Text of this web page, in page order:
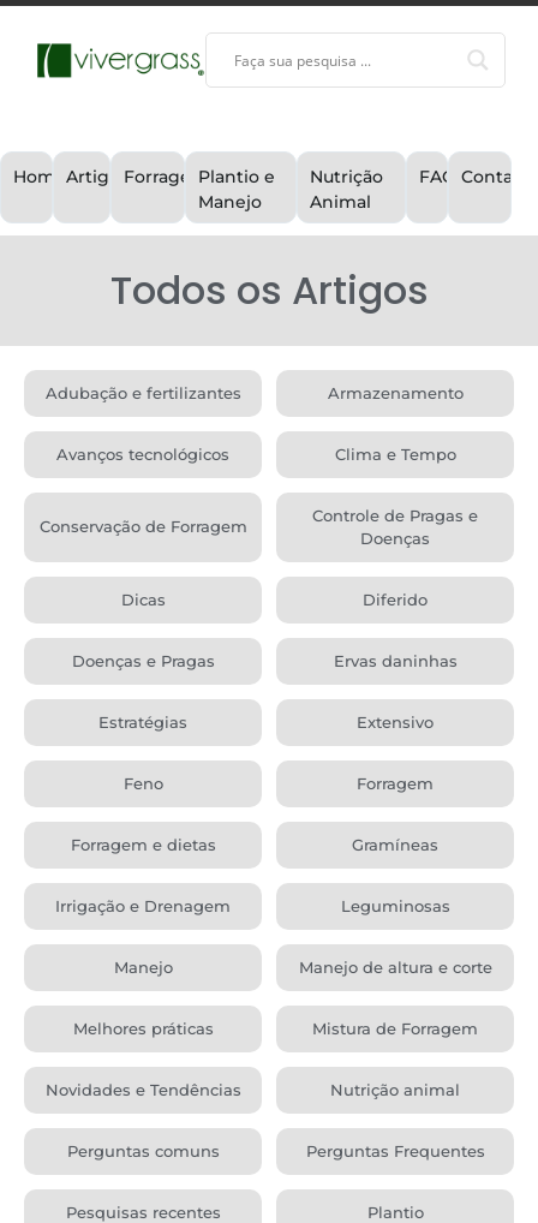
Home ArtigosForragemPlantio e
Manejo
Nutrição
Animal
FAQ Contato
Todos os Artigos
Adubação e fertilizantes Armazenamento
Avanços tecnológicos Clima e Tempo
Conservação de Forragem
Controle de Pragas e
Doenças
Dicas Diferido
Doenças e Pragas Ervas daninhas
Estratégias Extensivo
Feno Forragem
Forragem e dietas Gramíneas
Irrigação e Drenagem Leguminosas
Manejo Manejo de altura e corte
Melhores práticas Mistura de Forragem
Novidades e Tendências Nutrição animal
Perguntas comuns Perguntas Frequentes
Pesquisas recentes Plantio